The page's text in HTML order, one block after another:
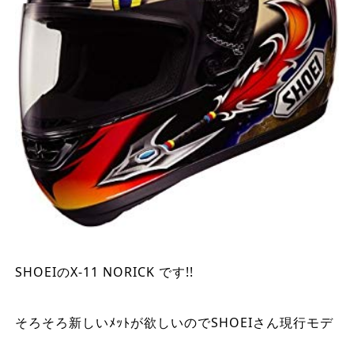
SHOEIのX-11 NORICK です!!
そろそろ新しいﾒｯﾄが欲しいのでSHOEIさん現行モデ